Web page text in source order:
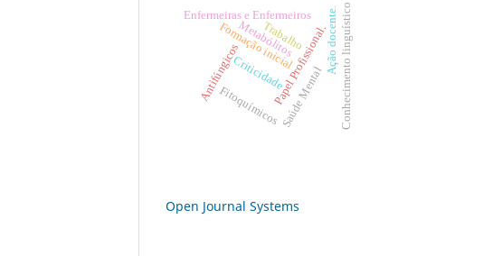
Papel Profissional.Ação docente.
Criticidade Conhecimento linguístico
Formação inicial
Saúde Mental
Enfermeiras e Enfermeiros
Antifúngicos
Fitoquímicos
Metabólitos
Trabalho
Open Journal Systems